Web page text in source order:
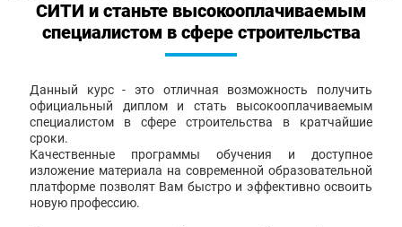
СИТИ и станьте высокооплачиваемым
специалистом в сфере строительства
Данный курс - это отличная возможность получить
официальный диплом и стать высокооплачиваемым
специалистом в сфере строительства в кратчайшие
сроки.
Качественные программы обучения и доступное
изложение материала на современной образовательной
платформе позволят Вам быстро и эффективно освоить
новую профессию.